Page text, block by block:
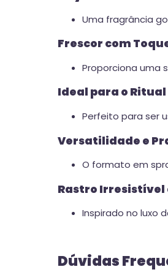
Uma fragrância
Frescor com
Proporciona uma
Ideal para o
Perfeito para ser
Versatilidade e
O formato em
Rastro Irresistível
Inspirado no luxo
Dúvidas